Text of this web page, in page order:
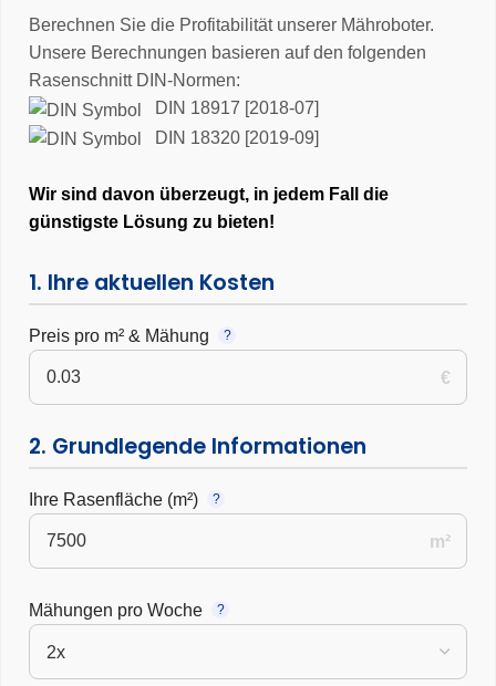
enge Passagen
Smarte App- & 4G-Steuerung – volle Kontrolle, Updates &
✓ 3 Jahre Garantie: Wir vertrauen unserem Gerät und unserer
Qualität
Berechnen Sie die Profitabilität unserer Mähroboter.
Unsere Berechnungen basieren auf den folgenden
Rasenschnitt DIN-Normen:
DIN 18917 [2018-07]
DIN 18320 [2019-09]
Wir sind davon überzeugt, in jedem Fall die
günstigste Lösung zu bieten!
1. Ihre aktuellen Kosten
Preis pro m² & Mähung ?
€
2. Grundlegende Informationen
Ihre Rasenfläche (m²) ?
m²
Mähungen pro Woche ?